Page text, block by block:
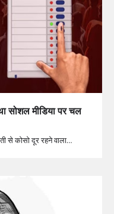
सोशल मीडिया पर चल
से कोसो दूर रहने वाला…